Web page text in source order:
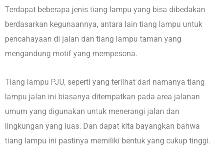
Terdapat beberapa jenis tiang lampu yang bisa dibedakan
berdasarkan kegunaannya, antara lain tiang lampu untuk
pencahayaan di jalan dan tiang lampu taman yang
mengandung motif yang mempesona.
Tiang lampu PJU, seperti yang terlihat dari namanya tiang
lampu jalan ini biasanya ditempatkan pada area jalanan
umum yang digunakan untuk menerangi jalan dan
lingkungan yang luas. Dan dapat kita bayangkan bahwa
tiang lampu ini pastinya memiliki bentuk yang cukup tinggi.